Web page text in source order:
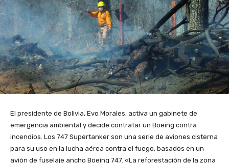
El presidente de Bolivia, Evo Morales, activa un gabinete de
emergencia ambiental y decide contratar un Boeing contra
incendios. Los 747 Supertanker son una serie de aviones cisterna
para su uso en la lucha aérea contra el fuego, basados en un
avión de fuselaje ancho Boeing 747. «La reforestación de la zona